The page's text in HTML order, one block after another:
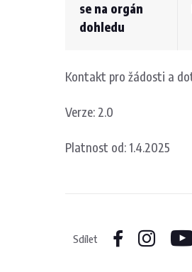
se na orgán
dohledu
Kontakt pro žádosti a
Verze: 2.0
Platnost od: 1.4.2025
Sdílet